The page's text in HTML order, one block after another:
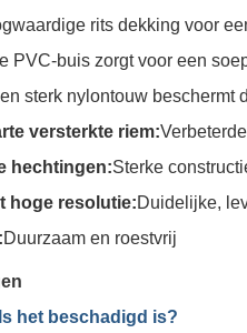
rits dekking voor
PVC-buis zorgt voor een
sterk nylontouw beschermt
versterkte riem:
hechtingen:Sterke
hoge resolutie:Duidelijke,
Duurzaam en roestvrij
het beschadigd is?